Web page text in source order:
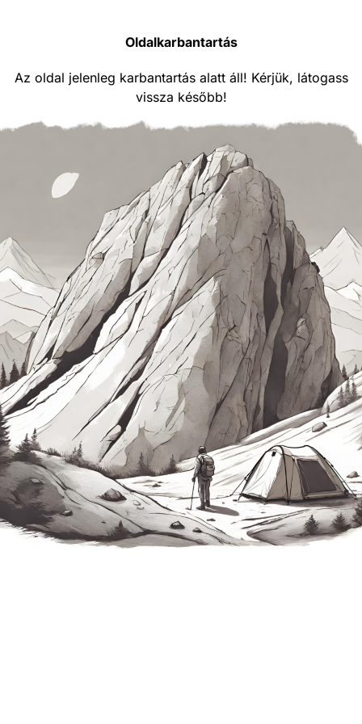
Oldalkarbantartás
Az oldal jelenleg karbantartás alatt áll! Kérjük, látogass
vissza később!